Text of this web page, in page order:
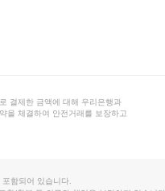
결제한 금액에 대해 우리은행과
을 체결하여 안전거래를 보장하고
함되어 있습니다.